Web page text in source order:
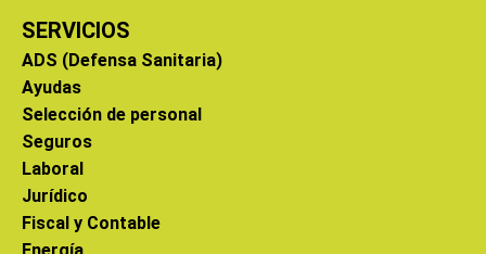
SERVICIOS
ADS (Defensa Sanitaria)
Ayudas
Selección de personal
Seguros
Laboral
Jurídico
Fiscal y Contable